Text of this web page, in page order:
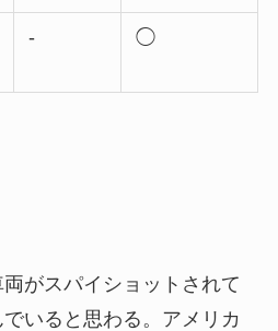
- ◯
がスパイショットされて
いると思わる。アメリカ